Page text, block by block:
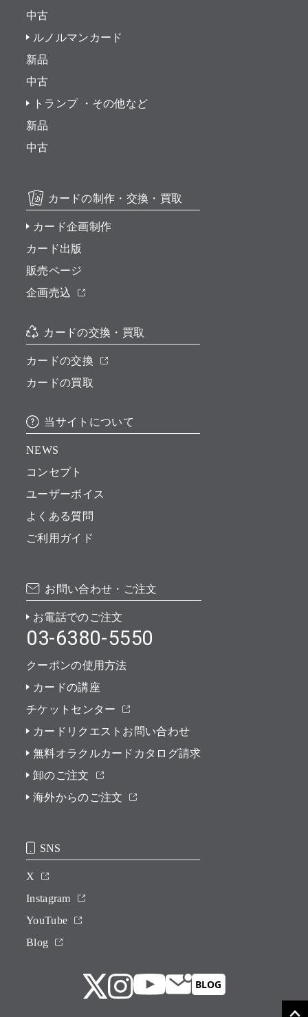
中古
ルノルマンカード
新品
中古
トランプ ・その他など
新品
中古
カードの制作・交換・買取
カード企画制作
カード出版
販売ページ
企画売込
カードの交換・買取
カードの交換
カードの買取
当サイトについて
NEWS
コンセプト
ユーザーボイス
よくある質問
ご利用ガイド
お問い合わせ・ご注文
お電話でのご注文
03-6380-5550
クーポンの使用方法
カードの講座
チケットセンター
カードリクエストお問い合わせ
無料オラクルカードカタログ請求
卸のご注文
海外からのご注文
SNS
X
Instagram
YouTube
Blog